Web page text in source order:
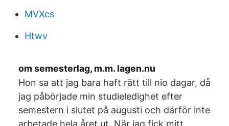
MVXcs
Htwv
om semesterlag, m.m. lagen.nu
Hon sa att jag bara haft rätt till nio dagar, då
jag påbörjade min studieledighet efter
semestern i slutet på augusti och därför inte
arbetade hela året ut. När jag fick mitt